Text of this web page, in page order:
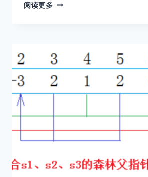
阅读更多 图
其
应
用